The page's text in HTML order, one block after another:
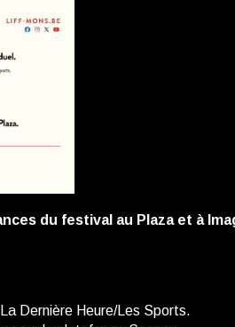
du festival au Plaza et à
Dernière Heure/Les Sports.